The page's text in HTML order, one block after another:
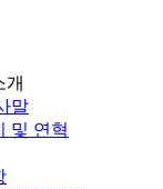
개
말
및 연혁